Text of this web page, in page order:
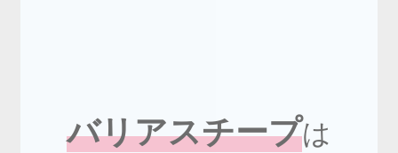
バリアスチープは